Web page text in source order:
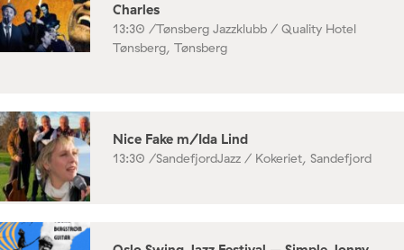
Charles
13:30 /Tønsberg Jazzklubb / Quality Hotel
Tønsberg, Tønsberg
Nice Fake m/Ida Lind
13:30 /SandefjordJazz / Kokeriet, Sandefjord